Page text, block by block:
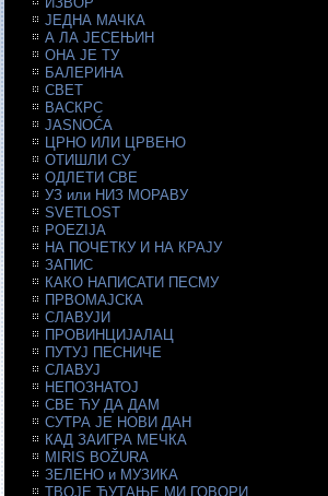
ЈЕДНА МАЧКА
А ЛА ЈЕСЕЊИН
ОНА ЈЕ ТУ
БАЛЕРИНА
СВЕТ
ВАСКРС
JASNOĆA
ЦРНО ИЛИ ЦРВЕНО
ОТИШЛИ СУ
ОДЛЕТИ СВЕ
УЗ или НИЗ МОРАВУ
SVETLOST
POEZIJA
НА ПОЧЕТКУ И НА КРАЈУ
ЗАПИС
КАКО НАПИСАТИ ПЕСМУ
ПРВОМАЈСКА
СЛАВУЈИ
ПРОВИНЦИЈАЛАЦ
ПУТУЈ ПЕСНИЧЕ
СЛАВУЈ
НЕПОЗНАТОЈ
СВЕ ЋУ ДА ДАМ
СУТРА ЈЕ НОВИ ДАН
КАД ЗАИГРА МЕЧКА
MIRIS BOŽURA
ЗЕЛЕНО и МУЗИКА
ТВОЈЕ ЋУТАЊЕ МИ ГОВОРИ